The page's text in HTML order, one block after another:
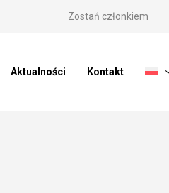
Zostań członkiem
Aktualności Kontakt